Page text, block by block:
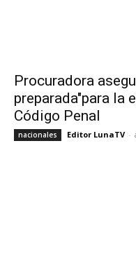
Procuradora
preparada"para la
Código Penal
nacionales Editor LunaTV -